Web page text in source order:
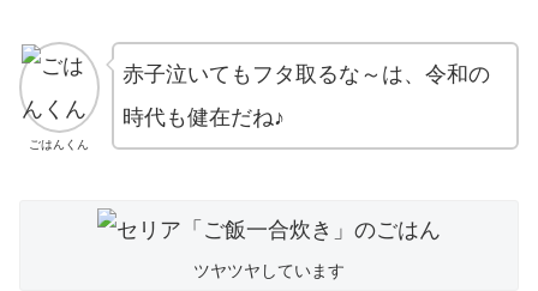
ごはんくん
赤子泣いてもフタ取るな～は、令和の
時代も健在だね♪
ツヤツヤしています